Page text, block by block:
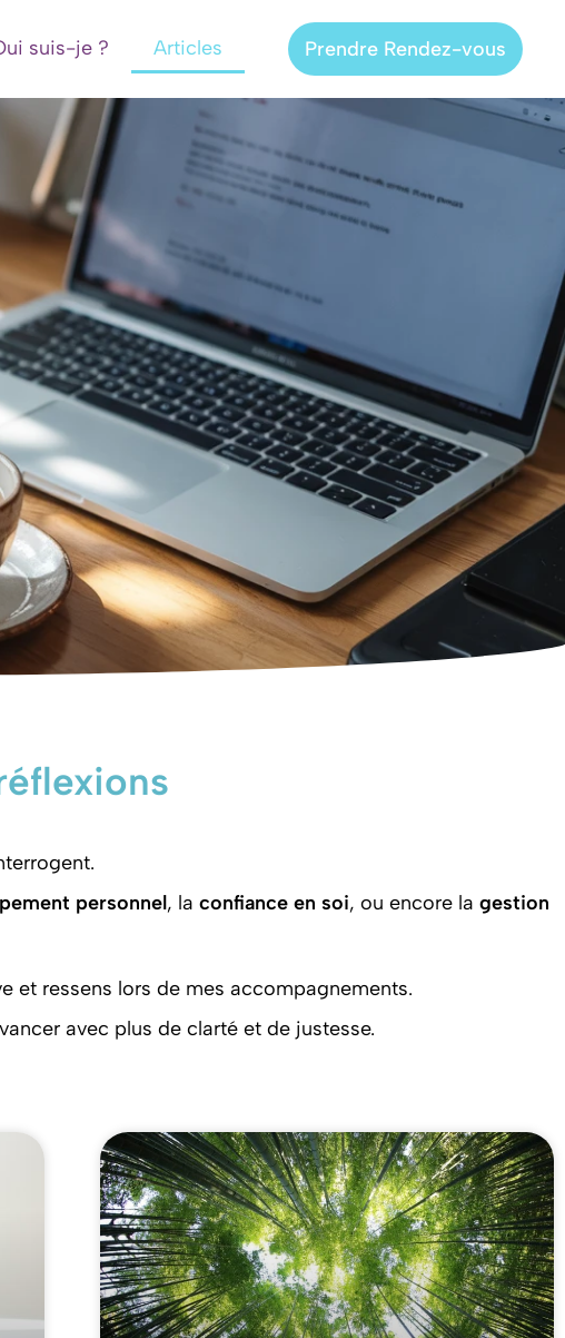
suis-je ? Articles Prendre Rendez-vous
personnel, la confiance en soi, ou encore la gestion
et ressens lors de mes accompagnements.
avec plus de clarté et de justesse.